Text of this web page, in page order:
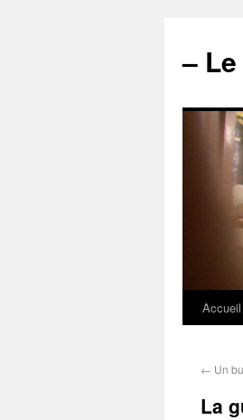
–
Accueil
← Un
La